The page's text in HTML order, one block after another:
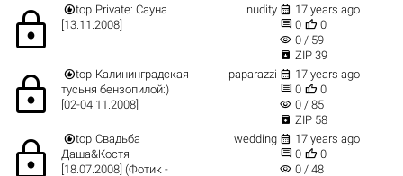
lock top Private: Сауна
[13.11.2008]
nudity  17 years ago
 0  0
visibility 0 / 59
 ZIP 39
lock top Калининградская
тусьня бензопилой:)
[02-04.11.2008]
paparazzi  17 years ago
 0  0
visibility 0 / 85
 ZIP 58
lock top Свадьба
Даша&Костя
[18.07.2008] (Фотик -
wedding  17 years ago
 0  0
visibility 0 / 48